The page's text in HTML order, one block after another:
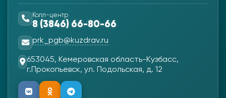
Колл-центр
8 (3846) 66-80-66
prk_pgb@kuzdrav.ru
653045, Кемеровская область-Кузбасс,
г.Прокопьевск, ул. Подольская, д. 12